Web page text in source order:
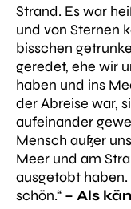
Strand. Es war
und von Sternen
bisschen
geredet, ehe wir
haben und ins
der Abreise war,
aufeinander
Mensch außer
Meer und am
ausgetobt
schön.“ – Als